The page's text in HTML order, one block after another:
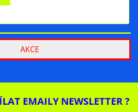
AKCE
EMAILY NEWSLETTER ?